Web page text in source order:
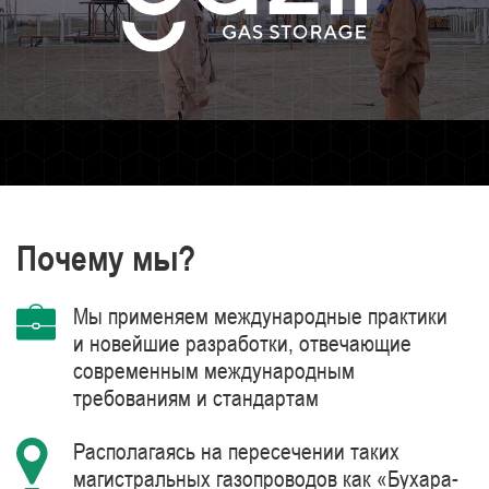
Почему мы?
Мы применяем международные практики
и новейшие разработки, отвечающие
современным международным
требованиям и стандартам
Располагаясь на пересечении таких
магистральных газопроводов как «Бухара-